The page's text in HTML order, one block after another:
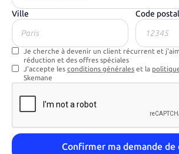
Ville Code postal
Je cherche à devenir un client récurrent et
réduction et des offres spéciales
J'accepte lesconditions générales et la
Skemane